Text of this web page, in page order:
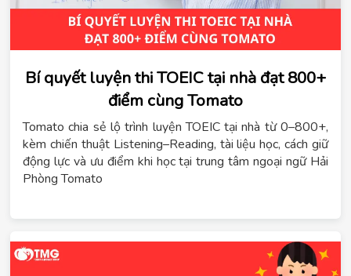
Bí quyết luyện thi TOEIC tại nhà đạt 800+
điểm cùng Tomato
Tomato chia sẻ lộ trình luyện TOEIC tại nhà từ 0–800+,
kèm chiến thuật Listening–Reading, tài liệu học, cách giữ
động lực và ưu điểm khi học tại trung tâm ngoại ngữ Hải
Phòng Tomato